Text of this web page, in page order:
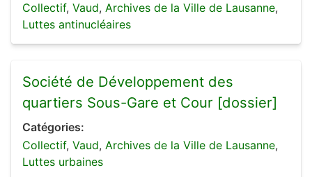
Collectif, Vaud, Archives de la Ville de Lausanne,
Luttes antinucléaires
Société de Développement des
quartiers Sous-Gare et Cour [dossier]
Catégories:
Collectif, Vaud, Archives de la Ville de Lausanne,
Luttes urbaines